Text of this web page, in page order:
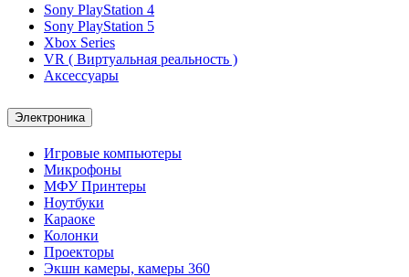
Sony PlayStation 4
Sony PlayStation 5
Xbox Series
VR ( Виртуальная реальность )
Аксессуары
Электроника
Игровые компьютеры
Микрофоны
МФУ Принтеры
Ноутбуки
Караоке
Колонки
Проекторы
Экшн камеры, камеры 360